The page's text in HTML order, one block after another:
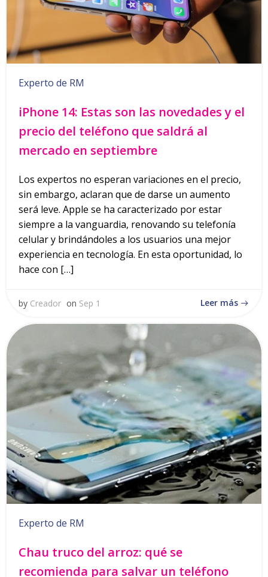
Experto de RM
iPhone 14: Estas son las novedades y el
precio del teléfono que saldrá al
mercado en septiembre
Los expertos no esperan variaciones en el precio,
sin embargo, aclaran que de darse un aumento
será leve. Apple se ha caracterizado por estar
siempre a la vanguardia, renovando su telefonía
celular y brindándoles a los usuarios una mejor
experiencia en tecnología. En esta oportunidad, lo
hace con […]
by Creador on Sep 1 Leer más
Experto de RM
Chau truco del arroz: qué se
recomienda para salvar un teléfono